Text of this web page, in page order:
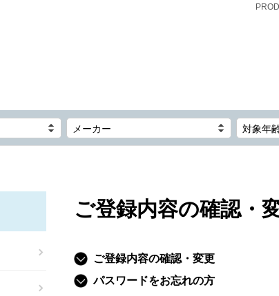
メーカー 対象年
ご登録内容の確認・
ご登録内容の確認・変更
パスワードをお忘れの方